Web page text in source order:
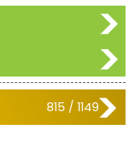
815 / 1149